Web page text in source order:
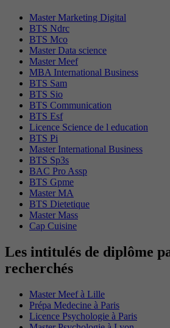
Master Marketing Digital
BTS Ndrc
BTS Mco
Master Data science
Master Meef
MBA International Business
BTS Sam
BTS Sio
BTS Communication
BTS Esf
Licence Science de l education
BTS Pi
Master International Business
BTS Sp3s
BAC Pro Assp
BTS Gpme
Master MA
BTS Dietetique
Master Mass
Cap Cuisine
Les intitulés de diplôme
recherchés
Master Meef à Lille
Prépa Medecine à Paris
Licence Psychologie à Paris